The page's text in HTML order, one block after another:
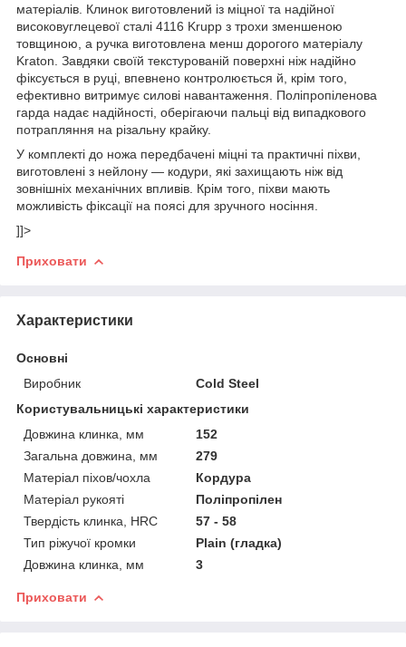
матеріалів. Клинок виготовлений із міцної та надійної
високовуглецевої сталі 4116 Krupp з трохи зменшеною
товщиною, а ручка виготовлена менш дорогого матеріалу
Kraton. Завдяки своїй текстурованій поверхні ніж надійно
фіксується в руці, впевнено контролюється й, крім того,
ефективно витримує силові навантаження. Поліпропіленова
гарда надає надійності, оберігаючи пальці від випадкового
потрапляння на різальну крайку.
У комплекті до ножа передбачені міцні та практичні піхви,
виготовлені з нейлону — кодури, які захищають ніж від
зовнішніх механічних впливів. Крім того, піхви мають
можливість фіксації на поясі для зручного носіння.
]]>
Приховати
Характеристики
Основні
Виробник
Cold Steel
Користувальницькі характеристики
Довжина клинка, мм
152
Загальна довжина, мм
279
Матеріал піхов/чохла
Кордура
Матеріал рукояті
Поліпропілен
Твердість клинка, HRC
57 - 58
Тип ріжучої кромки
Plain (гладка)
Довжина клинка, мм
3
Приховати